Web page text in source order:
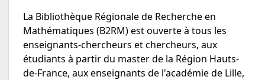
La Bibliothèque Régionale de Recherche en
Mathématiques (B2RM) est ouverte à tous les
enseignants-chercheurs et chercheurs, aux
étudiants à partir du master de la Région Hauts-
de-France, aux enseignants de l'académie de Lille,